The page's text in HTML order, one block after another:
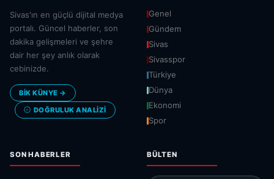
Sivas'ın en güçlü dijital medya
portalı. Güncel haberler, son
dakika gelişmeleri ve şehre
dair her şey anlık olarak
cebinizde.
BİK KÜNYE →
DOĞRULUK ANALIZI
Genel
Gündem
Sivas
Sivasspor
Türkiye
Dünya
Ekonomi
Spor
SON HABERLER BÜLTEN